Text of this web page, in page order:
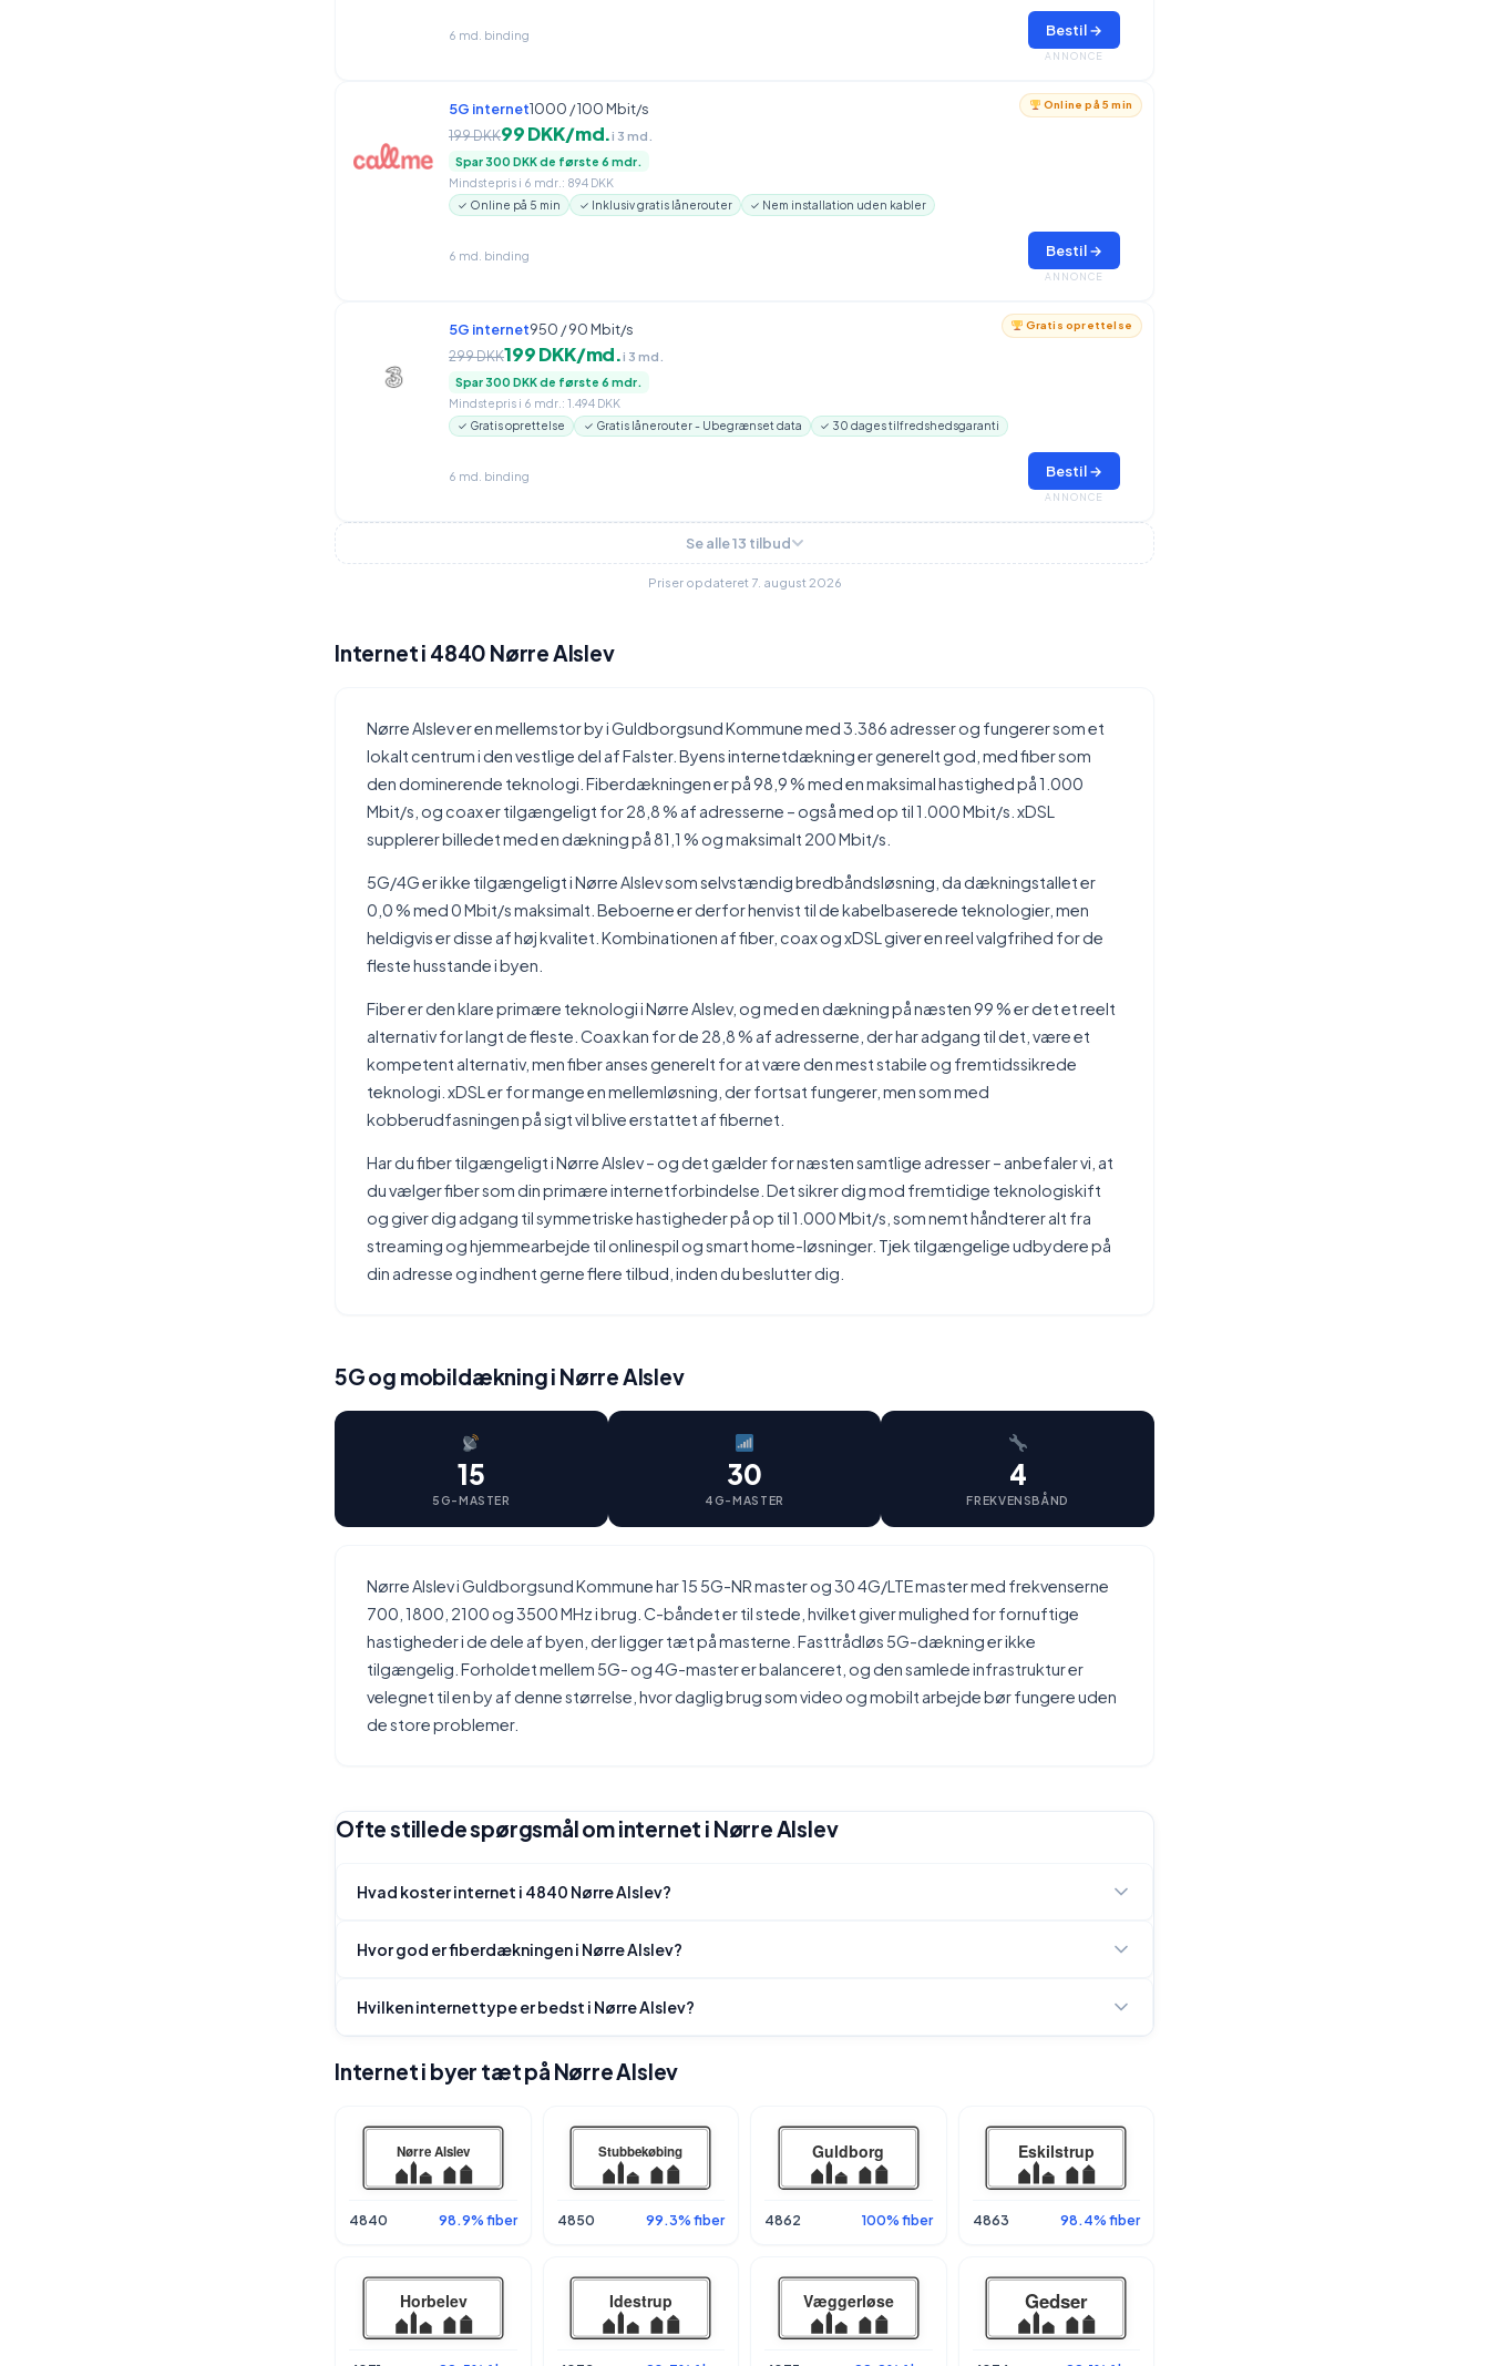
6 md. binding Bestil →
ANNONCE
Online på 5 min
5G internet1000 / 100 Mbit/s
199 DKK99 DKK/md.i 3 md.
Spar 300 DKK de første 6 mdr.
Mindstepris i 6 mdr.: 894 DKK
✓ Online på 5 min ✓ Inklusiv gratis lånerouter ✓ Nem installation uden kabler
6 md. binding Bestil →
ANNONCE
Gratis oprettelse
5G internet950 / 90 Mbit/s
299 DKK199 DKK/md.i 3 md.
Spar 300 DKK de første 6 mdr.
Mindstepris i 6 mdr.: 1.494 DKK
✓ Gratis oprettelse ✓ Gratis lånerouter - Ubegrænset data ✓ 30 dages tilfredshedsgaranti
6 md. binding Bestil →
ANNONCE
Se alle 13 tilbud
Priser opdateret 7. august 2026
Internet i 4840 Nørre Alslev
Nørre Alslev er en mellemstor by i Guldborgsund Kommune med 3.386 adresser og fungerer som et
lokalt centrum i den vestlige del af Falster. Byens internetdækning er generelt god, med fiber som
den dominerende teknologi. Fiberdækningen er på 98,9 % med en maksimal hastighed på 1.000
Mbit/s, og coax er tilgængeligt for 28,8 % af adresserne – også med op til 1.000 Mbit/s. xDSL
supplerer billedet med en dækning på 81,1 % og maksimalt 200 Mbit/s.
5G/4G er ikke tilgængeligt i Nørre Alslev som selvstændig bredbåndsløsning, da dækningstallet er
0,0 % med 0 Mbit/s maksimalt. Beboerne er derfor henvist til de kabelbaserede teknologier, men
heldigvis er disse af høj kvalitet. Kombinationen af fiber, coax og xDSL giver en reel valgfrihed for de
fleste husstande i byen.
Fiber er den klare primære teknologi i Nørre Alslev, og med en dækning på næsten 99 % er det et reelt
alternativ for langt de fleste. Coax kan for de 28,8 % af adresserne, der har adgang til det, være et
kompetent alternativ, men fiber anses generelt for at være den mest stabile og fremtidssikrede
teknologi. xDSL er for mange en mellemløsning, der fortsat fungerer, men som med
kobberudfasningen på sigt vil blive erstattet af fibernet.
Har du fiber tilgængeligt i Nørre Alslev – og det gælder for næsten samtlige adresser – anbefaler vi, at
du vælger fiber som din primære internetforbindelse. Det sikrer dig mod fremtidige teknologiskift
og giver dig adgang til symmetriske hastigheder på op til 1.000 Mbit/s, som nemt håndterer alt fra
streaming og hjemmearbejde til onlinespil og smart home-løsninger. Tjek tilgængelige udbydere på
din adresse og indhent gerne flere tilbud, inden du beslutter dig.
5G og mobildækning i Nørre Alslev
15
5G-MASTER
30
4G-MASTER
4
FREKVENSBÅND
Nørre Alslev i Guldborgsund Kommune har 15 5G-NR master og 30 4G/LTE master med frekvenserne
700, 1800, 2100 og 3500 MHz i brug. C-båndet er til stede, hvilket giver mulighed for fornuftige
hastigheder i de dele af byen, der ligger tæt på masterne. Fasttrådløs 5G-dækning er ikke
tilgængelig. Forholdet mellem 5G- og 4G-master er balanceret, og den samlede infrastruktur er
velegnet til en by af denne størrelse, hvor daglig brug som video og mobilt arbejde bør fungere uden
de store problemer.
Ofte stillede spørgsmål om internet i Nørre Alslev
Hvad koster internet i 4840 Nørre Alslev?
Hvor god er fiberdækningen i Nørre Alslev?
Hvilken internettype er bedst i Nørre Alslev?
Internet i byer tæt på Nørre Alslev
4840 98.9% fiber 4850 99.3% fiber 4862 100% fiber 4863 98.4% fiber